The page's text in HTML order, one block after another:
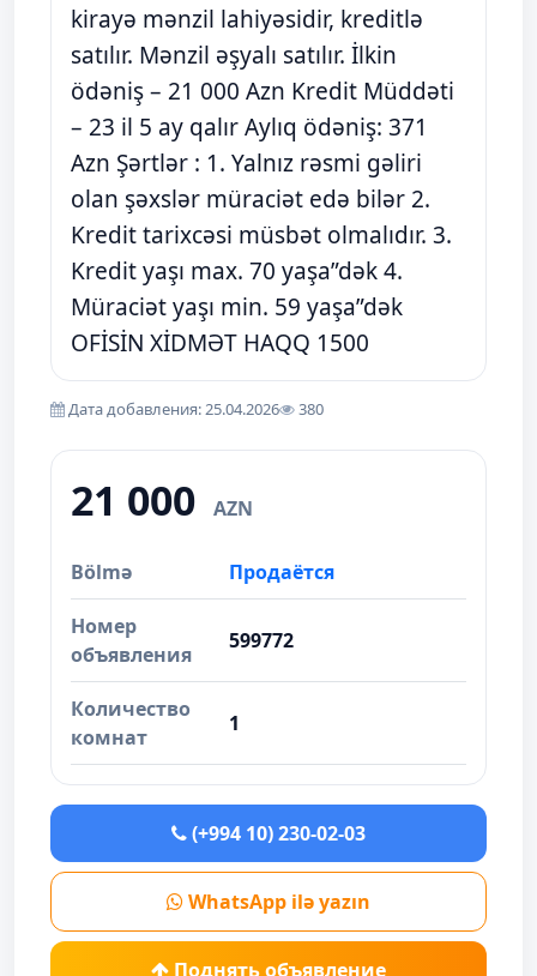
kirayə mənzil lahiyəsidir, kreditlə
satılır. Mənzil əşyalı satılır. İlkin
ödəniş – 21 000 Azn Kredit Müddəti
– 23 il 5 ay qalır Aylıq ödəniş: 371
Azn Şərtlər : 1. Yalnız rəsmi gəliri
olan şəxslər müraciət edə bilər 2.
Kredit tarixcəsi müsbət olmalıdır. 3.
Kredit yaşı max. 70 yaşa”dək 4.
Müraciət yaşı min. 59 yaşa”dək
OFİSİN XİDMƏT HAQQ 1500
Дата добавления: 25.04.2026 380
21 000 AZN
Bölmə Продаётся
Номер
объявления
599772
Количество
комнат
1
(+994 10) 230-02-03
WhatsApp ilə yazın
Поднять объявление